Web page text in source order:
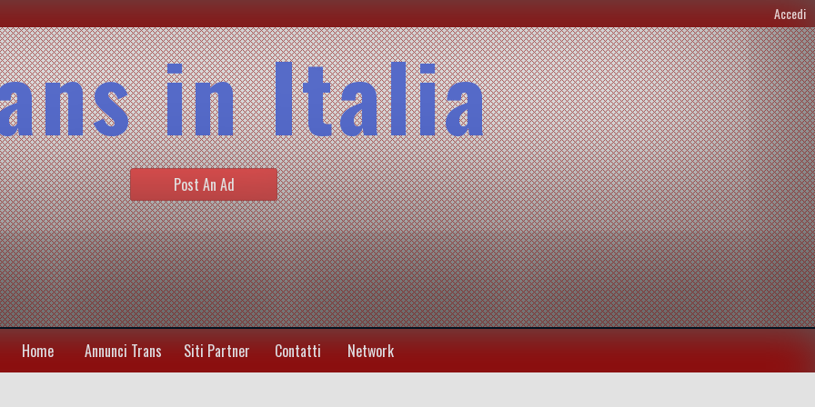
Accedi
in Italia
Post An Ad
Home Annunci Trans Siti Partner Contatti Network